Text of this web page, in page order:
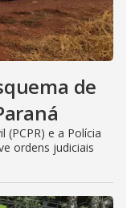
de
(PCPR) e a Polícia
ordens judiciais